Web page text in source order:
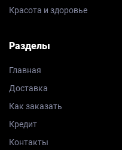
Красота и здоровье
Разделы
Главная
Доставка
Как заказать
Кредит
Контакты